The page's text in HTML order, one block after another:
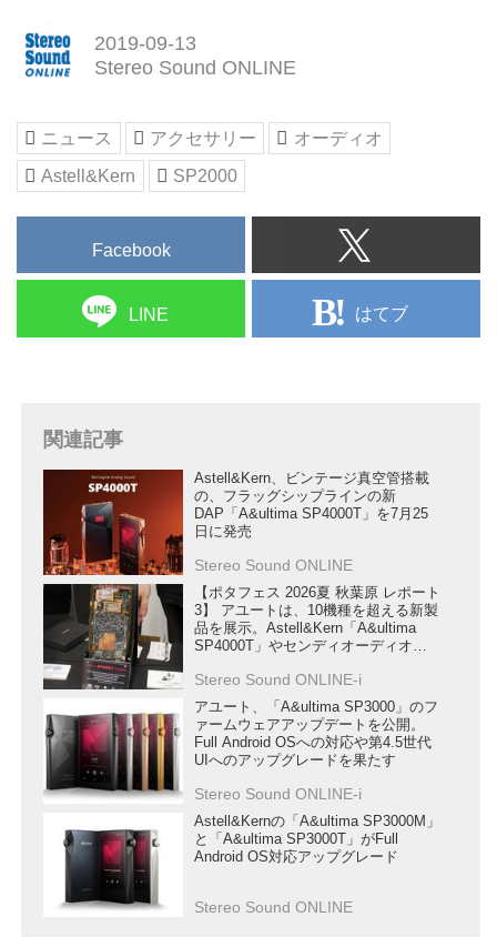
2019-09-13
Stereo Sound ONLINE
ニュース アクセサリー
オーディオ
Astell&Kern
SP2000
Facebook
LINE はてブ
関連記事
Astell&Kern、ビンテージ真空管搭載
の、フラッグシップラインの新
DAP「A&ultima SP4000T」を7月25
日に発売
Stereo Sound ONLINE
【ポタフェス 2026夏 秋葉原 レポート
3】 アユートは、10機種を超える新製
品を展示。Astell&Kern「A&ultima
SP4000T」やセンディオーディオ
がんだ
Stereo Sound ONLINE-i
アユート、「A&ultima SP3000」のフ
ァームウェアアップデートを公開。
Full Android OSへの対応や第4.5世代
UIへのアップグレードを果たす
Stereo Sound ONLINE-i
Astell&Kernの「A&ultima SP3000M」
と「A&ultima SP3000T」がFull
Android OS対応アップグレード
Stereo Sound ONLINE